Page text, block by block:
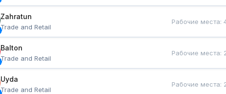
Zahratun
Trade and Retail
Рабочие места:
Balton
Trade and Retail
Рабочие места:
Uyda
Trade and Retail
Рабочие места: